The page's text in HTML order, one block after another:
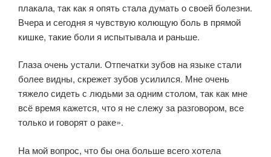
плакала, так как я опять стала думать о своей болезни.
Вчера и сегодня я чувствую колющую боль в прямой
кишке, такие боли я испытывала и раньше.
Глаза очень устали. Отпечатки зубов на языке стали
более видны, скрежет зубов усилился. Мне очень
тяжело сидеть с людьми за одним столом, так как мне
всё время кажется, что я не слежу за разговором, все
только и говорят о раке».
На мой вопрос, что бы она больше всего хотела